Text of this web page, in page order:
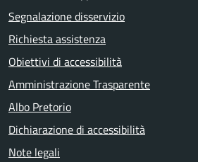
Segnalazione disservizio
Richiesta assistenza
Obiettivi di accessibilità
Amministrazione Trasparente
Albo Pretorio
Dichiarazione di accessibilità
Note legali